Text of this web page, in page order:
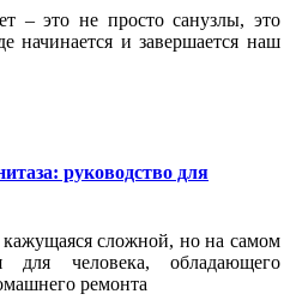
– это не просто санузлы, это
начинается и завершается наш
руководство для
кажущаяся сложной, но на самом
для человека, обладающего
ремонта